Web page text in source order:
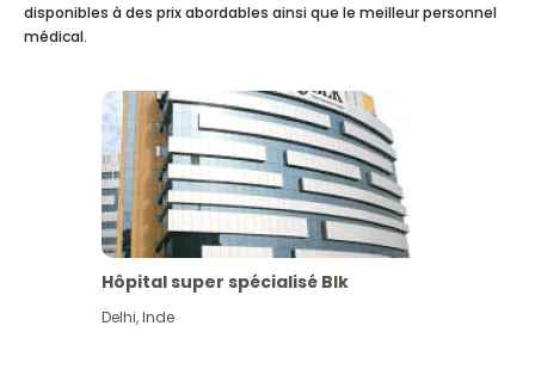
disponibles à des prix abordables ainsi que le meilleur personnel
médical.
Hôpital super spécialisé Blk
Delhi,Inde